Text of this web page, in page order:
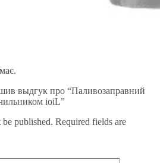
выдгук про “Паливозаправний
ioiL”
published. Required fields are